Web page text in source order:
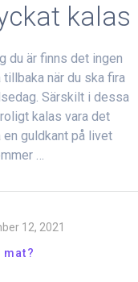
kalas
du är finns det ingen
när du ska fira
Särskilt i dessa
kalas vara det
guldkant på livet
…
12, 2021
mat?